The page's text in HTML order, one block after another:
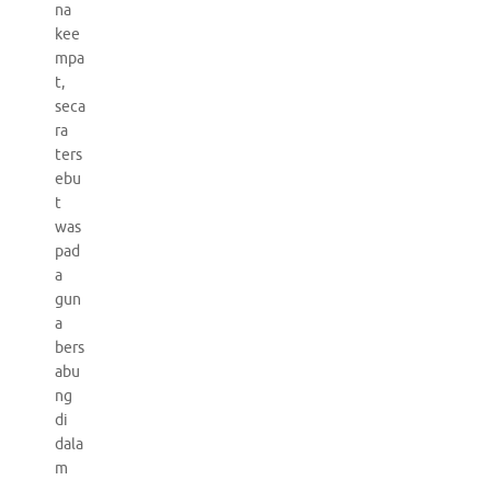
na
kee
mpa
t,
seca
ra
ters
ebu
t
was
pad
a
gun
a
bers
abu
ng
di
dala
m